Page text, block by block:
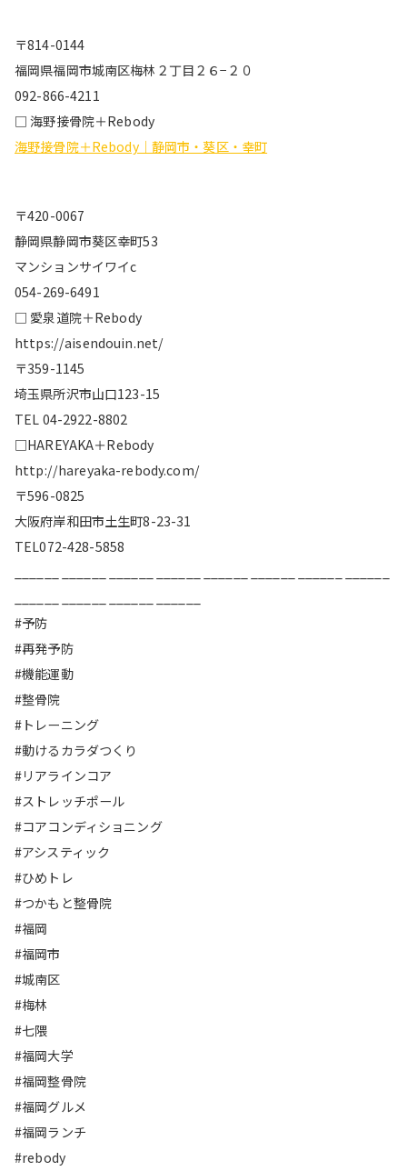
〒814-0144
福岡県福岡市城南区梅林２丁目２６−２０
092-866-4211
□ 海野接骨院＋Rebody
海野接骨院＋Rebody｜静岡市・葵区・幸町
〒420-0067
静岡県静岡市葵区幸町53
マンションサイワイc
054-269-6491
□ 愛泉道院＋Rebody
https://aisendouin.net/
〒359-1145
埼玉県所沢市山口123-15
TEL 04-2922-8802
□HAREYAKA＋Rebody
http://hareyaka-rebody.com/
〒596-0825
大阪府岸和田市土生町8-23-31
TEL072-428-5858
#予防
#再発予防
#機能運動
#整骨院
#トレーニング
#動けるカラダつくり
#リアラインコア
#ストレッチポール
#コアコンディショニング
#アシスティック
#ひめトレ
#つかもと整骨院
#福岡
#福岡市
#城南区
#梅林
#七隈
#福岡大学
#福岡整骨院
#福岡グルメ
#福岡ランチ
#rebody